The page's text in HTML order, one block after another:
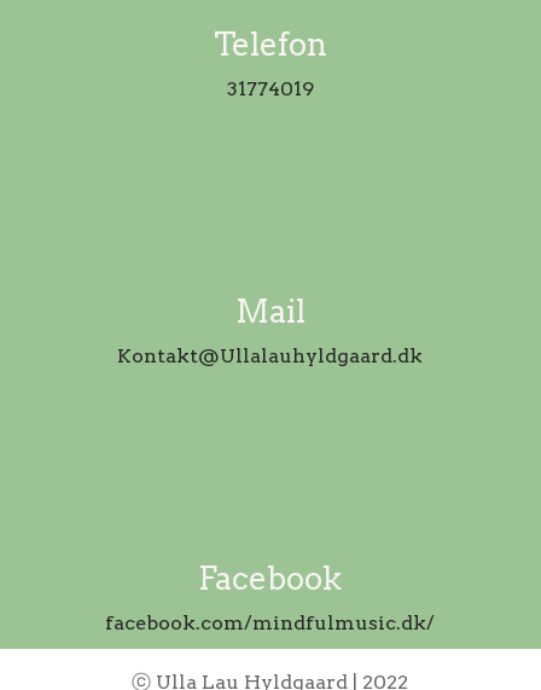
Telefon
31774019
Mail
Kontakt@Ullalauhyldgaard.dk
Facebook
facebook.com/mindfulmusic.dk/
ⓒ Ulla Lau Hyldgaard | 2022